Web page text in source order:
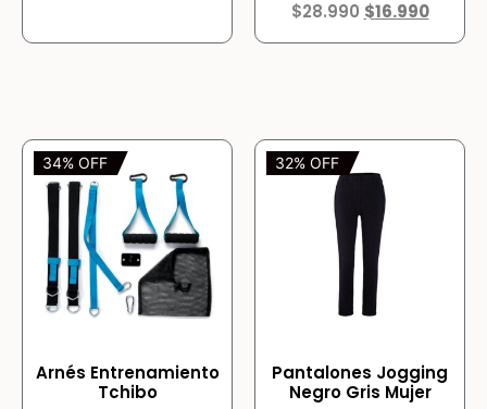
$28.990 $16.990
34% OFF
Arnés Entrenamiento
Tchibo
32% OFF
Pantalones Jogging
Negro Gris Mujer